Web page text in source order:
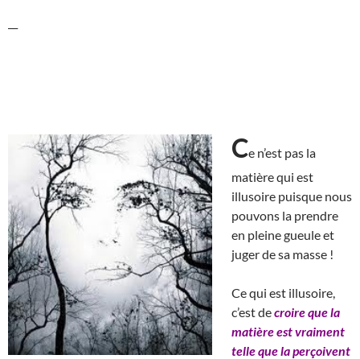
Ce n’est pas la
matière qui est
illusoire puisque nous
pouvons la prendre
en pleine gueule et
juger de sa masse !
Ce qui est illusoire,
c’est decroire que la
matière est vraiment
telle que la perçoivent